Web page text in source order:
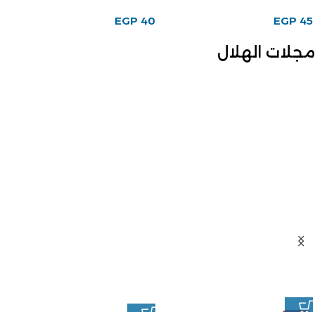
EGP 45
EGP 40
مجلات الهلال